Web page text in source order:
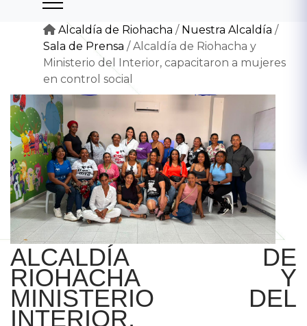
Alcaldía de Riohacha / Nuestra Alcaldía /
Sala de Prensa /Alcaldía de Riohacha y
Ministerio del Interior, capacitaron a mujeres
en control social
ALCALDÍA DE
RIOHACHA Y
MINISTERIO DEL
INTERIOR,